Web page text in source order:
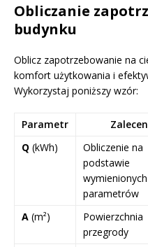
Obliczanie
budynku
Oblicz zapotrzebowanie na
komfort użytkowania i
Wykorzystaj poniższy wzór:
Parametr
Q (kWh)
Obliczenie na
podstawie
wymienionych
parametrów
A (m²)
Powierzchnia
przegrody